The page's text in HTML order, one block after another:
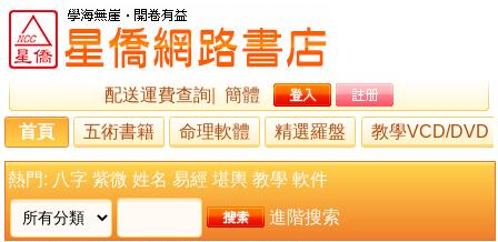
配送運費查詢
簡體
首頁
五術書籍 命理軟體 精選羅盤 教學VCD/DVD
熱門: 八字 紫微 姓名 易經 堪輿 教學 軟件
進階搜索